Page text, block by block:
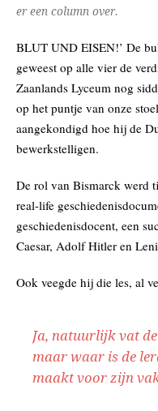
er een column over.
BLUT UND EISEN!’ De
geweest op alle vier de
Zaanlands Lyceum nog
op het puntje van onze
aangekondigd hoe hij de
bewerkstelligen.
De rol van Bismarck werd
real-life
geschiedenisdocent, een
Caesar, Adolf Hitler en
Ook veegde hij die les, al
Ja, natuurlijk vat
maar waar is de
maakt voor zijn